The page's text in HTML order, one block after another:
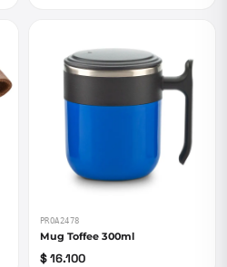
PROA2478
Mug Toffee 300ml
$ 16.100